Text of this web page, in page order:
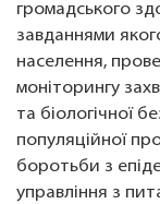
громадського
завданнями
населення,
моніторингу
та біологічної
популяційної
боротьби з
управління з